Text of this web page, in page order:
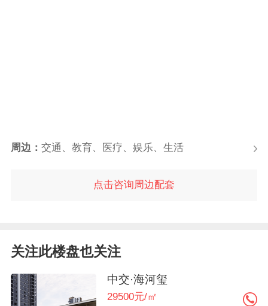
周边： 交通、教育、医疗、娱乐、生活
点击咨询周边配套
关注此楼盘也关注
中交·海河玺
29500元/㎡